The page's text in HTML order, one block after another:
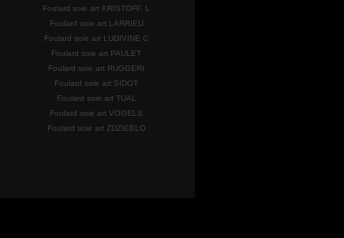
Foulard soie art KRISTOFF. L
Foulard soie art LARRIEU
Foulard soie art LUDIVINE C
Foulard soie art PAULET
Foulard soie art RUGGERI
Foulard soie art SIDOT
Foulard soie art TUAL
Foulard soie art VOGELS
Foulard soie art ZDZIEBLO